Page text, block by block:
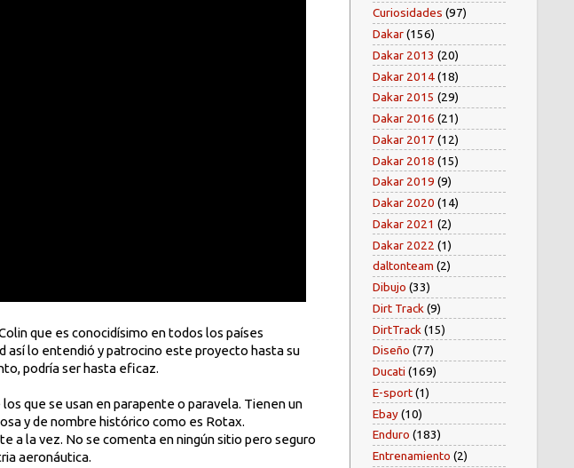
que es conocidísimo en todos los países
así lo entendió y patrocino este proyecto hasta su
podría ser hasta eficaz.
que se usan en parapente o paravela. Tienen un
y de nombre histórico como es Rotax.
a la vez. No se comenta en ningún sitio pero seguro
aeronáutica.
Curiosidades (97)
Dakar(156)
Dakar 2013 (20)
Dakar 2014(18)
Dakar 2015 (29)
Dakar 2016 (21)
Dakar 2017 (12)
Dakar 2018 (15)
Dakar 2019 (9)
Dakar 2020 (14)
Dakar 2021 (2)
Dakar 2022 (1)
daltonteam (2)
Dibujo (33)
Dirt Track (9)
DirtTrack (15)
Diseño (77)
Ducati (169)
E-sport(1)
Ebay(10)
Enduro (183)
Entrenamiento (2)